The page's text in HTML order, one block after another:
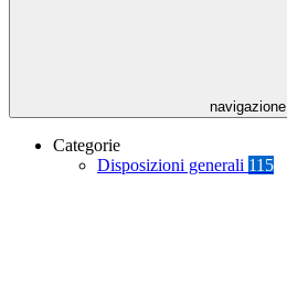
navigazione
Categorie
Disposizioni generali 115